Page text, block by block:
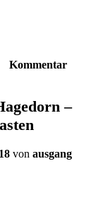
Kommentar
–
von ausgang